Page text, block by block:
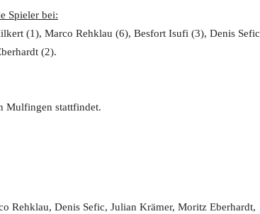
Spieler bei:
(1), Marco Rehklau (6), Besfort Isufi (3), Denis Sefic
(2).
Mulfingen stattfindet.
Rehklau, Denis Sefic, Julian Krämer, Moritz Eberhardt,